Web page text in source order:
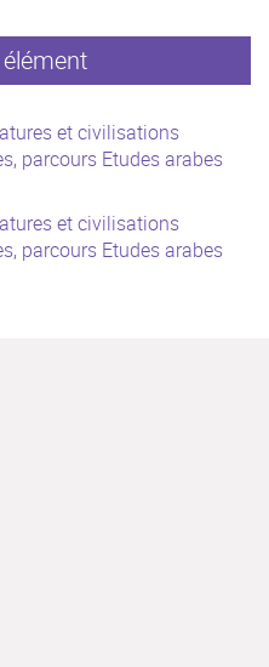
et civilisations
parcours Etudes arabes
et civilisations
parcours Etudes arabes